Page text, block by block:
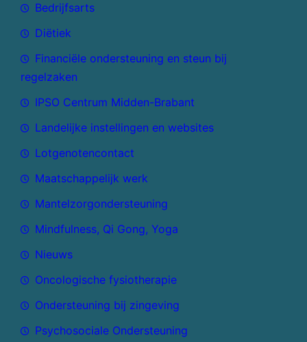
Bedrijfsarts
Diëtiek
Financiële ondersteuning en steun bij
regelzaken
IPSO Centrum Midden-Brabant
Landelijke instellingen en websites
Lotgenotencontact
Maatschappelijk werk
Mantelzorgondersteuning
Mindfulness, Qi Gong, Yoga
Nieuws
Oncologische fysiotherapie
Ondersteuning bij zingeving
Psychosociale Ondersteuning